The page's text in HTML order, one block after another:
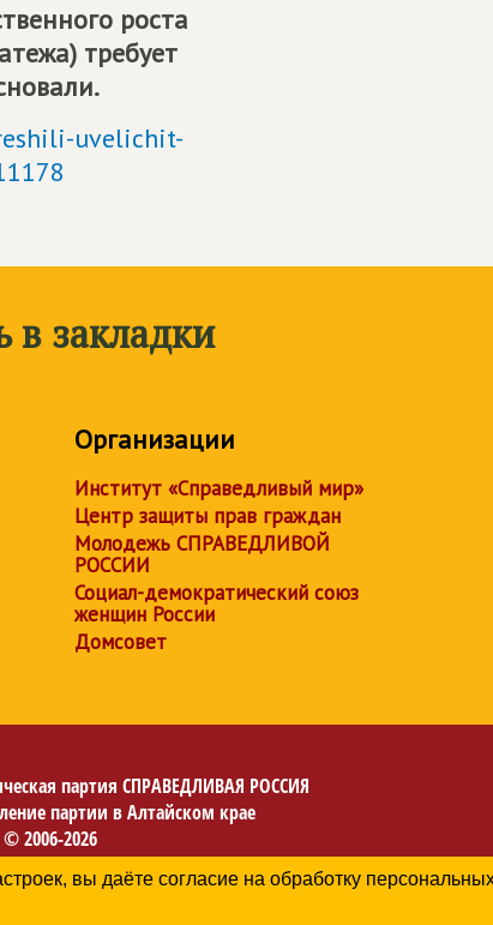
роста
требует
uvelichit-
в закладки
Организации
Институт «Справедливый мир»
Центр защиты прав граждан
Молодежь СПРАВЕДЛИВОЙ
РОССИИ
Социал-демократический союз
женщин России
Домсовет
партия СПРАВЕДЛИВАЯ РОССИЯ
партии в Алтайском крае
© 2006-2026
обработки персональных данных
вы даёте согласие на обработку